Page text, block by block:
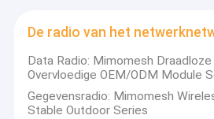
De radio van het
Data Radio: Mimomesh
Overvloedige OEM/ODM Module
Gegevensradio: Mimomesh
Stable Outdoor Series